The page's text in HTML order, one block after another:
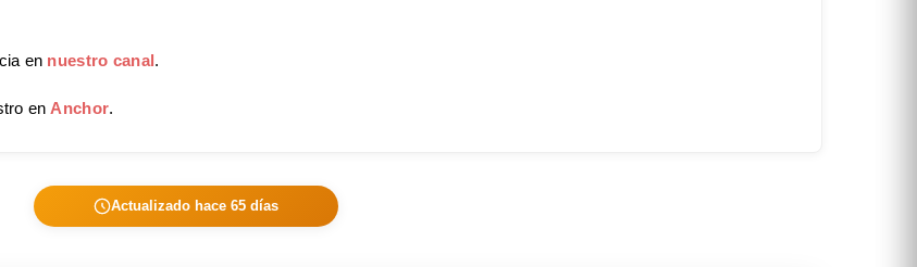
en nuestro canal.
en Anchor.
Actualizado hace 65 días